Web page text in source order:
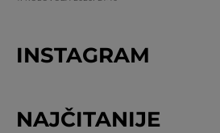
INSTAGRAM
NAJČITANIJE